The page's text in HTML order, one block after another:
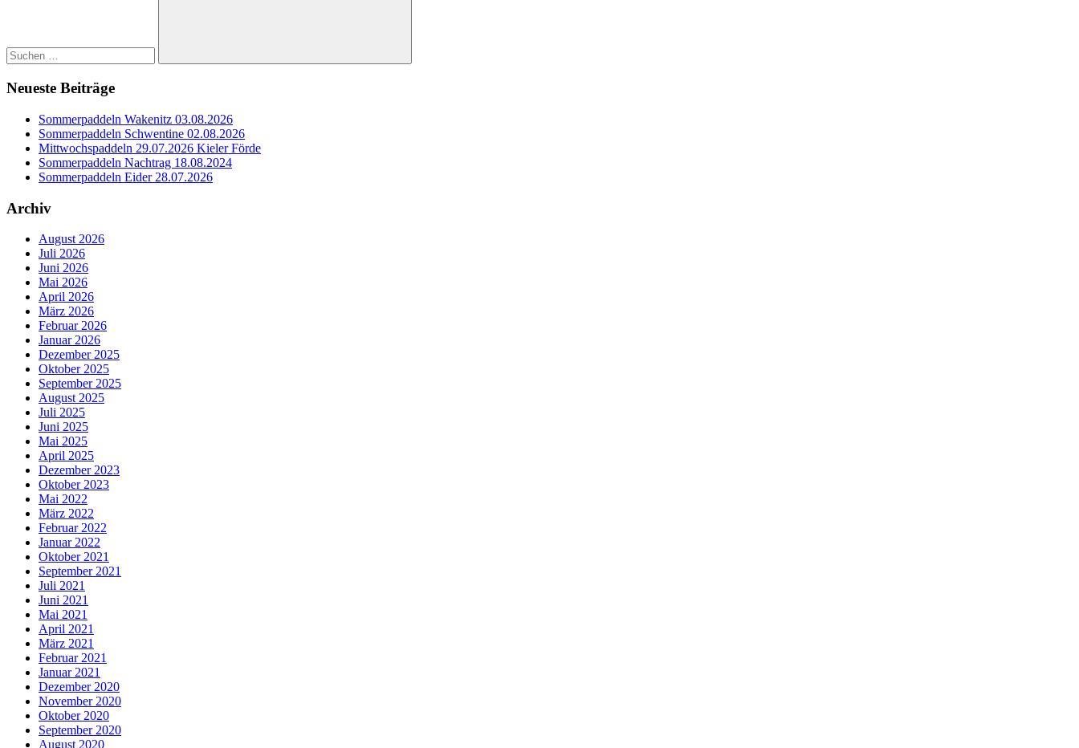
Suchen
Neueste Beiträge
Sommerpaddeln Wakenitz 03.08.2026
Sommerpaddeln Schwentine 02.08.2026
Mittwochspaddeln 29.07.2026 Kieler Förde
Sommerpaddeln Nachtrag 18.08.2024
Sommerpaddeln Eider 28.07.2026
Archiv
August 2026
Juli 2026
Juni 2026
Mai 2026
April 2026
März 2026
Februar 2026
Januar 2026
Dezember 2025
Oktober 2025
September 2025
August 2025
Juli 2025
Juni 2025
Mai 2025
April 2025
Dezember 2023
Oktober 2023
Mai 2022
März 2022
Februar 2022
Januar 2022
Oktober 2021
September 2021
Juli 2021
Juni 2021
Mai 2021
April 2021
März 2021
Februar 2021
Januar 2021
Dezember 2020
November 2020
Oktober 2020
September 2020
August 2020